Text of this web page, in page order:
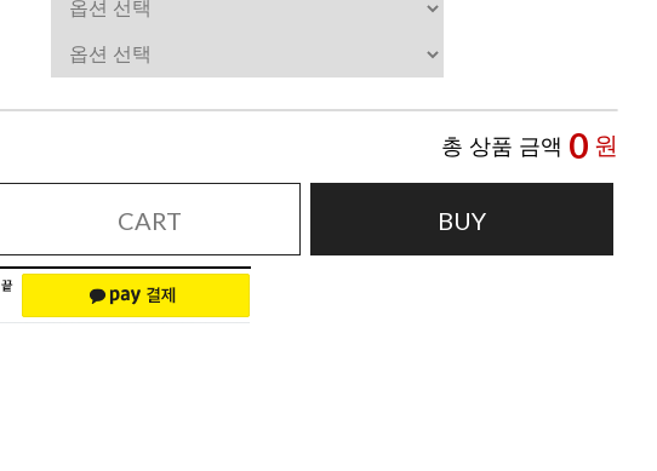
총 상품 금액 0 원
CART BUY